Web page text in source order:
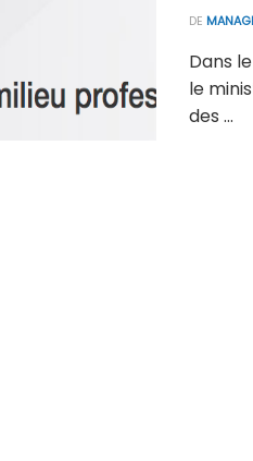
DE
Dans
le
des ...